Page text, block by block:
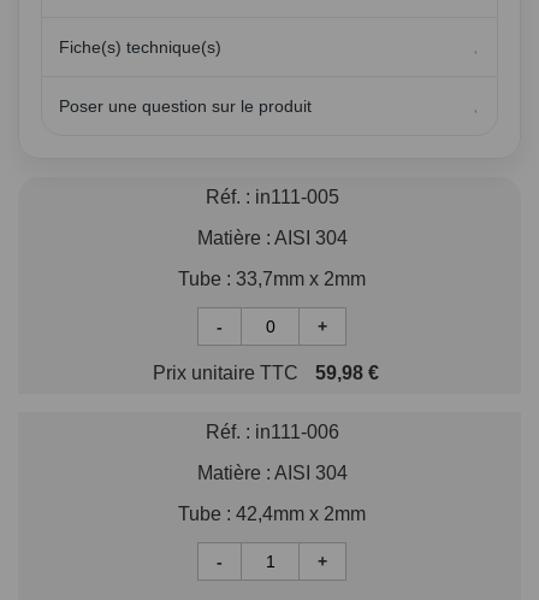
Fiche(s) technique(s)
Poser une question sur le produit
Réf. : in111-005
Matière : AISI 304
Tube : 33,7mm x 2mm
- +
Prix unitaire TTC 59,98 €
Réf. : in111-006
Matière : AISI 304
Tube : 42,4mm x 2mm
- +